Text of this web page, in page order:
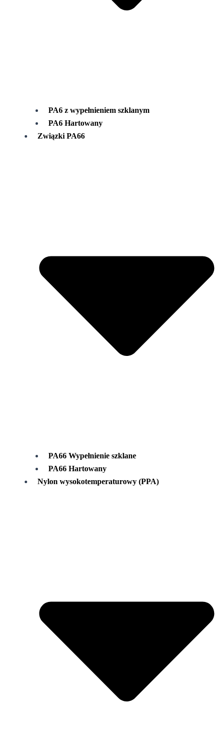
PA6 z wypełnieniem szklanym
PA6 Hartowany
Związki PA66
PA66 Wypełnienie szklane
PA66 Hartowany
Nylon wysokotemperaturowy (PPA)